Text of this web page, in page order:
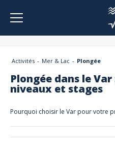
Panneau de gestion des
Activités Mer & Lac Plongée
Plongée dans le
niveaux et stages
Pourquoi choisir le Var pour votre